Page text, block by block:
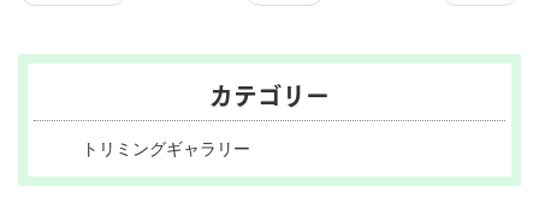
カテゴリー
トリミングギャラリー